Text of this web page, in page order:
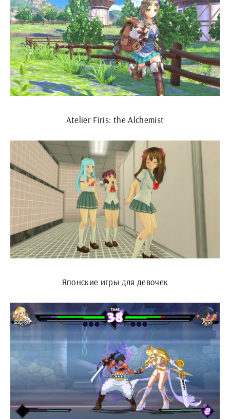
Atelier Firis: the Alchemist
Японские игры для девочек